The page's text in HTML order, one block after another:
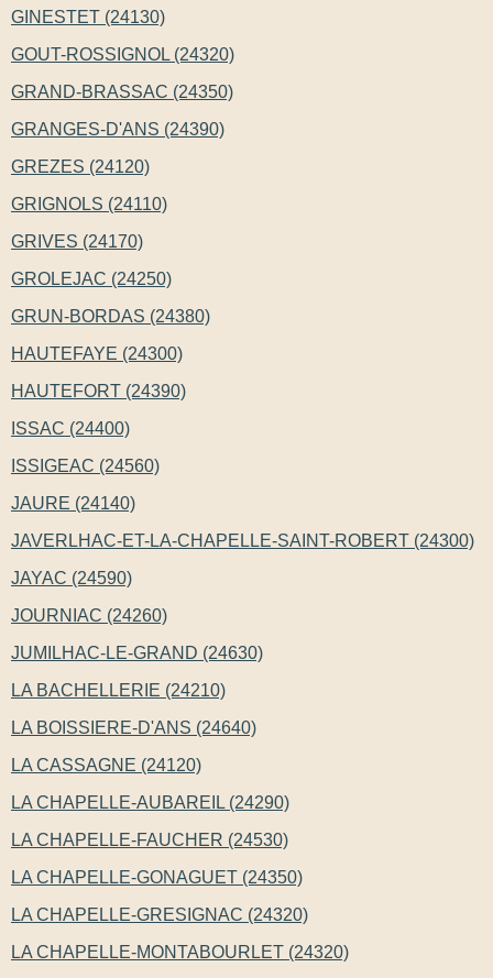
GINESTET (24130)
GOUT-ROSSIGNOL (24320)
GRAND-BRASSAC (24350)
GRANGES-D'ANS (24390)
GREZES (24120)
GRIGNOLS (24110)
GRIVES (24170)
GROLEJAC (24250)
GRUN-BORDAS (24380)
HAUTEFAYE (24300)
HAUTEFORT (24390)
ISSAC (24400)
ISSIGEAC (24560)
JAURE (24140)
JAVERLHAC-ET-LA-CHAPELLE-SAINT-ROBERT (24300)
JAYAC (24590)
JOURNIAC (24260)
JUMILHAC-LE-GRAND (24630)
LA BACHELLERIE (24210)
LA BOISSIERE-D'ANS (24640)
LA CASSAGNE (24120)
LA CHAPELLE-AUBAREIL (24290)
LA CHAPELLE-FAUCHER (24530)
LA CHAPELLE-GONAGUET (24350)
LA CHAPELLE-GRESIGNAC (24320)
LA CHAPELLE-MONTABOURLET (24320)